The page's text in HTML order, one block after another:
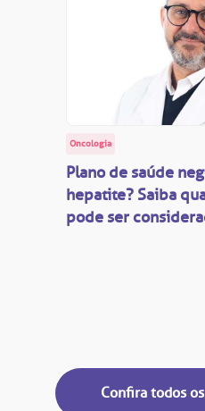
Oncologia
Plano de saúde
hepatite? Saiba
pode ser
Confira todos